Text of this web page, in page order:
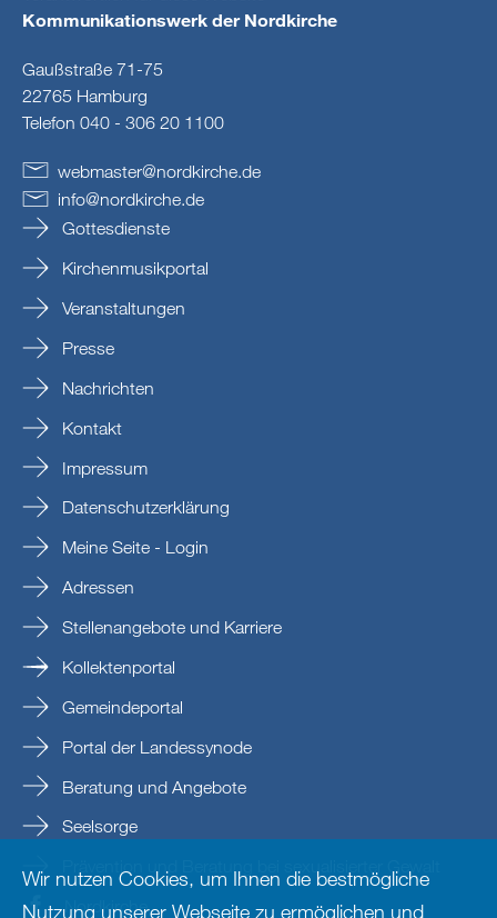
Kommunikationswerk der Nordkirche
Gaußstraße 71-75
22765 Hamburg
Telefon 040 - 306 20 1100
webmaster@nordkirche de
info@nordkirche.de
Gottesdienste
Kirchenmusikportal
Veranstaltungen
Presse
Nachrichten
Kontakt
Impressum
Datenschutzerklärung
Meine Seite - Login
Adressen
Stellenangebote und Karriere
Kollektenportal
Gemeindeportal
Portal der Landessynode
Beratung und Angebote
Seelsorge
Nordkirche
Wir nutzen Cookies, um Ihnen die bestmögliche
Nutzung unserer Webseite zu ermöglichen und